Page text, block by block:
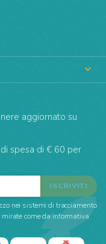

aggiornato su
spesa di € 60 per
nei sistemi di tracciamento
come da informativa